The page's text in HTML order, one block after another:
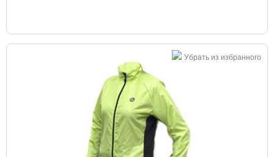
Убрать из избранного